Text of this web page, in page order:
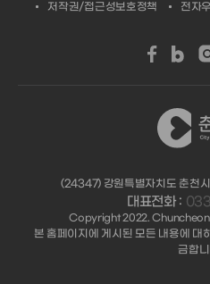
저작권/접근성보호정책
전자
(24347) 강원특별자치도 춘천
대표전화 :
Copyright 2022.
본 홈페이지에 게시된 모든 내용에 대
금합